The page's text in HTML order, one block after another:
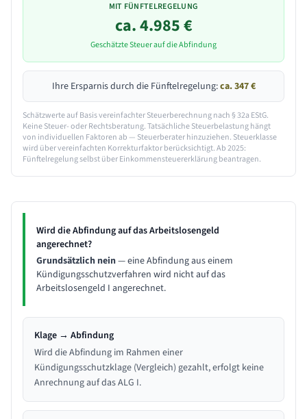
MIT FÜNFTELREGELUNG
ca.4.985€
Geschätzte Steuer auf die Abfindung
Ihre Ersparnis durch die Fünftelregelung:ca.347€
Schätzwerte auf Basis vereinfachter Steuerberechnung nach § 32a EStG.
Keine Steuer- oder Rechtsberatung. Tatsächliche Steuerbelastung hängt
von individuellen Faktoren ab — Steuerberater hinzuziehen. Steuerklasse
wird über vereinfachten Korrekturfaktor berücksichtigt. Ab 2025:
Fünftelregelung selbst über Einkommensteuererklärung beantragen.
Wird die Abfindung auf das Arbeitslosengeld
angerechnet?
Grundsätzlich nein— eine Abfindung aus einem
Kündigungsschutzverfahren wird nicht auf das
Arbeitslosengeld I angerechnet.
Klage → Abfindung
Wird die Abfindung im Rahmen einer
Kündigungsschutzklage (Vergleich) gezahlt, erfolgt keine
Anrechnung auf das ALG I.